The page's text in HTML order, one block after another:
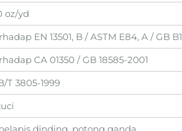
oz/yd
EN 13501, B / ASTM E84, A / GB B1
CA 01350 / GB 18585-2001
T 3805-1999